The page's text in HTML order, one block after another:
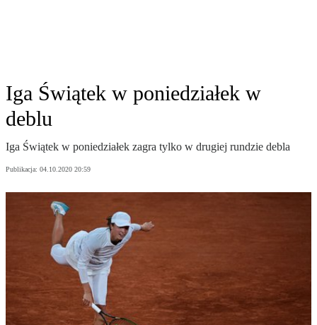
Iga Świątek w poniedziałek w
deblu
Iga Świątek w poniedziałek zagra tylko w drugiej rundzie debla
Publikacja: 04.10.2020 20:59